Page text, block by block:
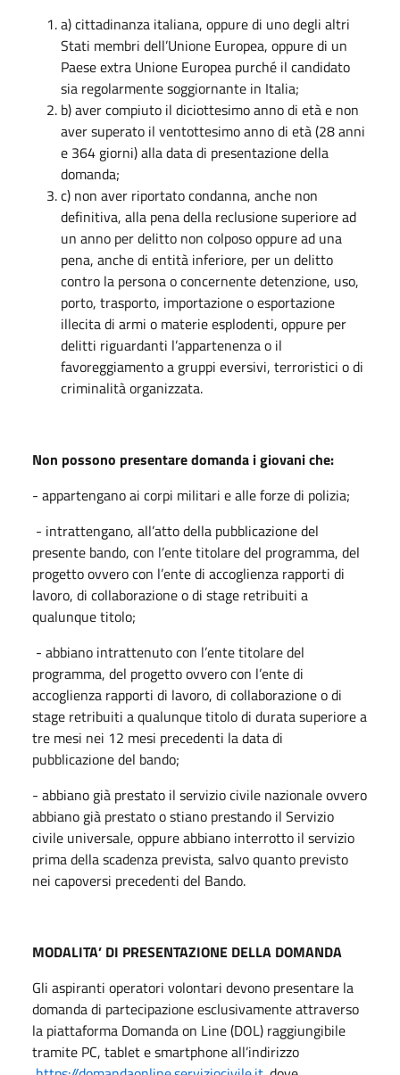
a) cittadinanza italiana, oppure di uno degli altri
Stati membri dell’Unione Europea, oppure di un
Paese extra Unione Europea purché il candidato
sia regolarmente soggiornante in Italia;
b) aver compiuto il diciottesimo anno di età e non
aver superato il ventottesimo anno di età (28 anni
e 364 giorni) alla data di presentazione della
domanda;
c) non aver riportato condanna, anche non
definitiva, alla pena della reclusione superiore ad
un anno per delitto non colposo oppure ad una
pena, anche di entità inferiore, per un delitto
contro la persona o concernente detenzione, uso,
porto, trasporto, importazione o esportazione
illecita di armi o materie esplodenti, oppure per
delitti riguardanti l’appartenenza o il
favoreggiamento a gruppi eversivi, terroristici o di
criminalità organizzata.
Non possono presentare domanda i giovani che:
- appartengano ai corpi militari e alle forze di polizia;
- intrattengano, all’atto della pubblicazione del
presente bando, con l’ente titolare del programma, del
progetto ovvero con l’ente di accoglienza rapporti di
lavoro, di collaborazione o di stage retribuiti a
qualunque titolo;
- abbiano intrattenuto con l’ente titolare del
programma, del progetto ovvero con l’ente di
accoglienza rapporti di lavoro, di collaborazione o di
stage retribuiti a qualunque titolo di durata superiore a
tre mesi nei 12 mesi precedenti la data di
pubblicazione del bando;
- abbiano già prestato il servizio civile nazionale ovvero
abbiano già prestato o stiano prestando il Servizio
civile universale, oppure abbiano interrotto il servizio
prima della scadenza prevista, salvo quanto previsto
nei capoversi precedenti del Bando.
MODALITA’ DI PRESENTAZIONE DELLA DOMANDA
Gli aspiranti operatori volontari devono presentare la
domanda di partecipazione esclusivamente attraverso
la piattaforma Domanda on Line (DOL) raggiungibile
tramite PC, tablet e smartphone all’indirizzo